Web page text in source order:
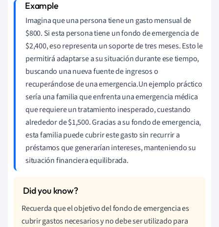
Imagina que una persona tiene un gasto mensual de
$800. Si esta persona tiene un fondo de emergencia de
$2,400, eso representa un soporte de tres meses. Esto le
permitirá adaptarse a su situación durante ese tiempo,
buscando una nueva fuente de ingresos o
recuperándose de una emergencia.Un ejemplo práctico
sería una familia que enfrenta una emergencia médica
que requiere un tratamiento inesperado, cuestando
alrededor de $1,500. Gracias a su fondo de emergencia,
esta familia puede cubrir este gasto sin recurrir a
préstamos que generarían intereses, manteniendo su
situación financiera equilibrada.
Recuerda que el objetivo del fondo de emergencia es
cubrir gastos necesarios y no debe ser utilizado para